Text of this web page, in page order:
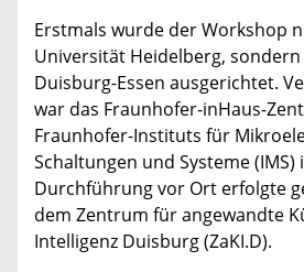
Erstmals wurde der Workshop
Universität Heidelberg,
Duisburg-Essen ausgerichtet.
war das Fraunhofer-inHaus-
Fraunhofer-Instituts für
Schaltungen und Systeme
Durchführung vor Ort erfolgte
dem Zentrum für angewandte
Intelligenz Duisburg (ZaKI.D).